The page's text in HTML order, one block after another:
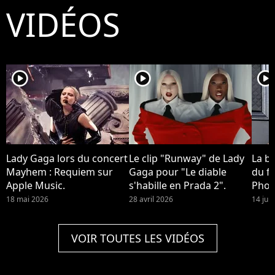
VIDÉOS
player2
Lady Gaga lors du concert
Mayhem : Requiem sur
Apple Music.
18 mai 2026
player2
Le clip "Runway" de Lady
Gaga pour "Le diable
s'habille en Prada 2".
28 avril 2026
player2
La
du
14
VOIR TOUTES LES VIDÉOS